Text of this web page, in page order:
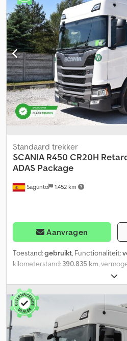
Sagunto 1.452 km
Standaard trekker
SCANIA R450 CR20H
ADAS Package
Aanvragen
Toestand:gebruikt, Functionaliteit:
kilometerstand: 390.835 km ,
,
8.253 kg, asconfiguratie:4x2,
overbrenging:automatisch ,
aantal cilinders:
, cilinderinhoud:
links, Uitrusting:bekrachtigde
onderhoudshistorie, Kenmerken
Dieselmotor DC13 164 450 pk Euro 6